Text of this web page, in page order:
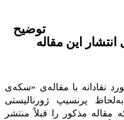
این مقاله
نقادانه با مقاله‌ی «سکه‌ی
پرنسیپ ژورنالیستی
مقاله مذکور را قبلاً منتشر